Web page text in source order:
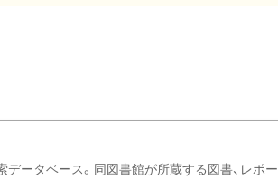
ータベース。同図書館が所蔵する図書、レポー